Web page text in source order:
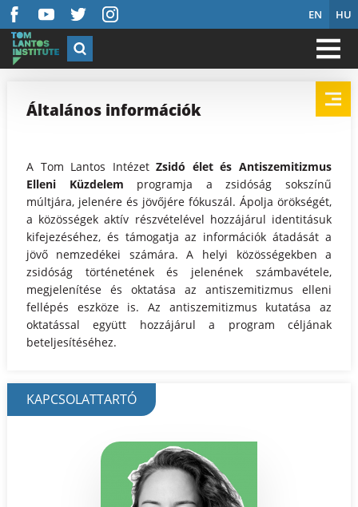
EN HU
Általános információk
A Tom Lantos IntézetZsidó élet és Antiszemitizmus
Elleni Küzdelem programja a zsidóság sokszínű
múltjára, jelenére és jövőjére fókuszál. Ápolja örökségét,
a közösségek aktív részvételével hozzájárul identitásuk
kifejezéséhez, és támogatja az információk átadását a
jövő nemzedékei számára. A helyi közösségekben a
zsidóság történetének és jelenének számbavétele,
megjelenítése és oktatása az antiszemitizmus elleni
fellépés eszköze is. Az antiszemitizmus kutatása az
oktatással együtt hozzájárul a program céljának
beteljesítéséhez.
KAPCSOLATTARTÓ